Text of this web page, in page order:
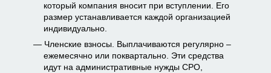
который компания вносит при вступлении. Его
размер устанавливается каждой организацией
индивидуально.
Членские взносы. Выплачиваются регулярно –
ежемесячно или поквартально. Эти средства
идут на административные нужды СРО,